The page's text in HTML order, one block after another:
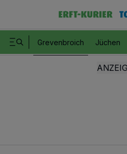
Grevenbroich Jüchen